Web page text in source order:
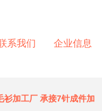
系我们 企业信息
衫加工厂 承接7针成件加